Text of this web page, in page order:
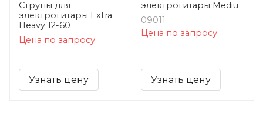
Струны для
электрогитары Extra
Heavy 12-60
Цена по запросу
Узнать цену
электрогитары Mediu
09011
Цена по запросу
Узнать цену